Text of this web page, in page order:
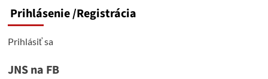
Prihlásenie/Registrácia
Prihlásiť sa
JNS na FB